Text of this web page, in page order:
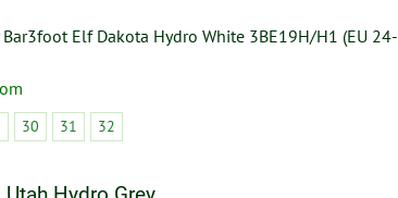
Elf Dakota Hydro White 3BE19H/H1 (EU 24-
30 31 32